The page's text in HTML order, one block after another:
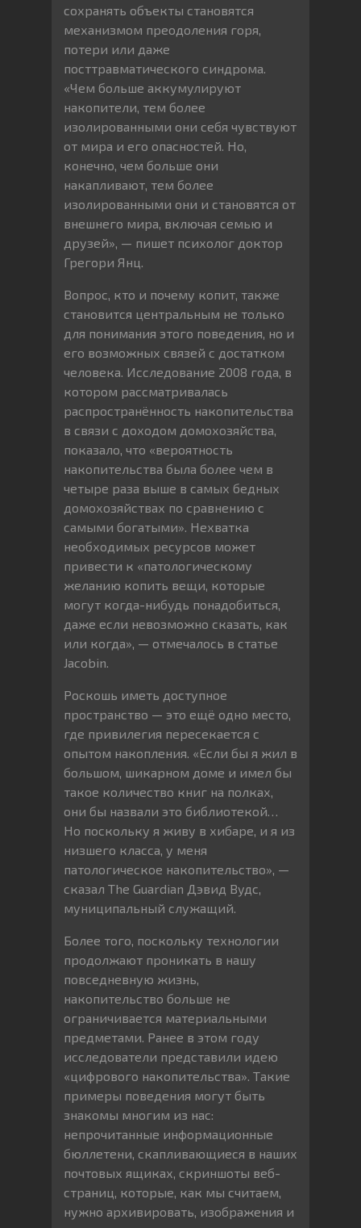
сохранять объекты становятся
механизмом преодоления горя,
потери или даже
посттравматического синдрома.
«Чем больше аккумулируют
накопители, тем более
изолированными они себя чувствуют
от мира и его опасностей. Но,
конечно, чем больше они
накапливают, тем более
изолированными они и становятся от
внешнего мира, включая семью и
друзей», — пишет психолог доктор
Грегори Янц.
Вопрос, кто и почему копит, также
становится центральным не только
для понимания этого поведения, но и
его возможных связей с достатком
человека. Исследование 2008 года, в
котором рассматривалась
распространённость накопительства
в связи с доходом домохозяйства,
показало, что «вероятность
накопительства была более чем в
четыре раза выше в самых бедных
домохозяйствах по сравнению с
самыми богатыми». Нехватка
необходимых ресурсов может
привести к «патологическому
желанию копить вещи, которые
могут когда-нибудь понадобиться,
даже если невозможно сказать, как
или когда», — отмечалось в статье
Jacobin.
Роскошь иметь доступное
пространство — это ещё одно место,
где привилегия пересекается с
опытом накопления. «Если бы я жил в
большом, шикарном доме и имел бы
такое количество книг на полках,
они бы назвали это библиотекой…
Но поскольку я живу в хибаре, и я из
низшего класса, у меня
патологическое накопительство», —
сказал The Guardian Дэвид Вудс,
муниципальный служащий.
Более того, поскольку технологии
продолжают проникать в нашу
повседневную жизнь,
накопительство больше не
ограничивается материальными
предметами. Ранее в этом году
исследователи представили идею
«цифрового накопительства». Такие
примеры поведения могут быть
знакомы многим из нас:
непрочитанные информационные
бюллетени, скапливающиеся в наших
почтовых ящиках, скриншоты веб-
страниц, которые, как мы считаем,
нужно архивировать, изображения и